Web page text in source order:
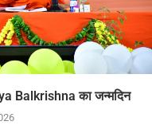
Balkrishna का जन्मदिन